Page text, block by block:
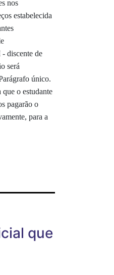
nos
estabelecida
- discente de
será
único.
o estudante
pagarão o
para a
que